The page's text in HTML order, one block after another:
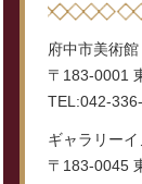
府中市美術館
〒183-0001
TEL:042-
ギャラリー
〒183-0045